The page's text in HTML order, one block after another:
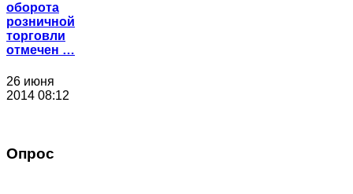
оборота
розничной
торговли
отмечен …
26 июня
2014 08:12
Опрос